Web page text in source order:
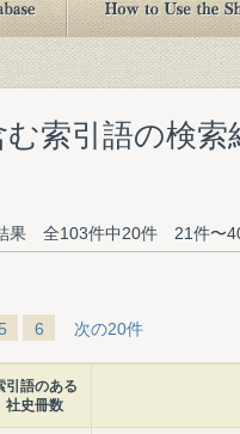
索引語の検索
果 全103件中20件 21件〜
5 6 次の20件
引語のある
社史冊数